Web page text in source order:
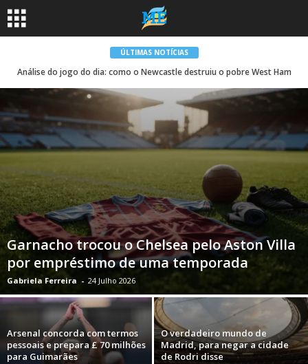
ÚLTIMAS NOTÍCIAS
Análise do jogo do dia: como o Newcastle destruiu o pobre West Ham
Garnacho trocou o Chelsea pelo Aston Villa
por empréstimo de uma temporada
Gabriela Ferreira - 24 Julho 2026
Arsenal concorda com termos
pessoais e prepara £ 70 milhões
para Guimarães
O verdadeiro mundo de
Madrid, para negar a cidade
de Rodri disse